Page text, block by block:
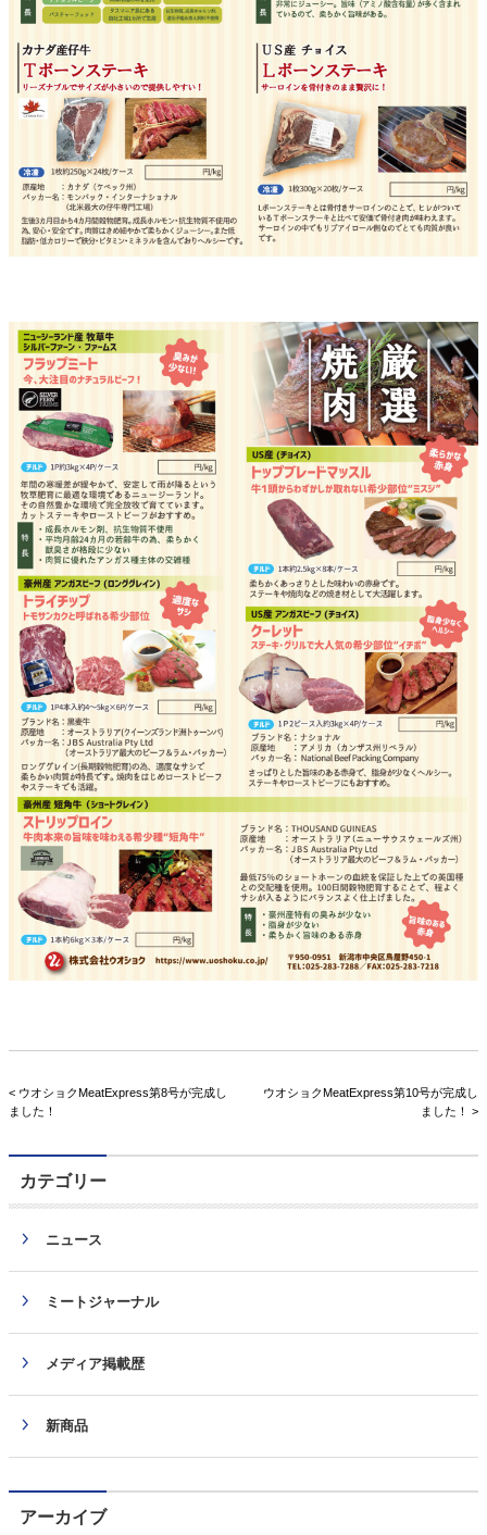
< ウオショクMeatExpress第8号が完成し
ました！
ウオショクMeatExpress第10号が完成し
ました！ >
カテゴリー
ニュース
ミートジャーナル
メディア掲載歴
新商品
アーカイブ